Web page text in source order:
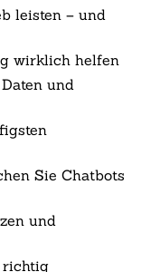
leisten – und
wirklich helfen
und
Sie Chatbots
und
richtig